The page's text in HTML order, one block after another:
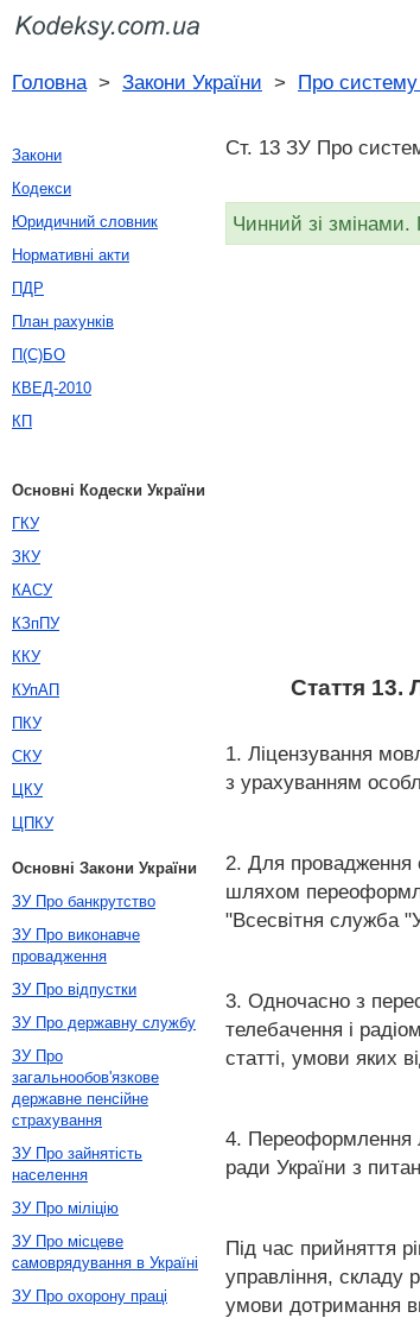
Головна> Закони України > Про систему
Ст. 13 ЗУ Про
Чинний зі змінами.
Стаття 13.
1. Ліцензування
з урахуванням
2. Для провадження
шляхом
"Всесвітня служба
3. Одночасно з
телебачення і
статті, умови яких
4. Переоформлення
ради України з
Під час прийняття
управління, складу
умови дотримання
Закони
Кодекси
Юридичний словник
Нормативні акти
ПДР
План рахунків
П(С)БО
КВЕД-2010
КП
Основні Кодески України
ГКУ
ЗКУ
КАСУ
КЗпПУ
ККУ
КУпАП
ПКУ
СКУ
ЦКУ
ЦПКУ
Основні Закони України
ЗУ Про банкрутство
ЗУ Про виконавче
провадження
ЗУ Про відпустки
ЗУ Про державну службу
ЗУ Про
загальнообов'язкове
державне пенсійне
страхування
ЗУ Про зайнятість
населення
ЗУ Про міліцію
ЗУ Про місцеве
самоврядування в Україні
ЗУ Про охорону праці